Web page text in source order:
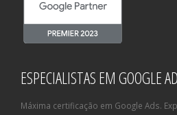
ESPECIALISTAS EM GOOGLE
Máxima certificação em Google Ads.